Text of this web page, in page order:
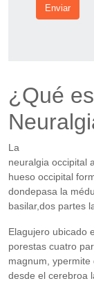
Enviar
¿Qué
La
neuralgia occipital
hueso occipital
dondepasa la
basilar,dos partes
Elagujero ubicado
porestas cuatro
magnum,
desde el cerebroa